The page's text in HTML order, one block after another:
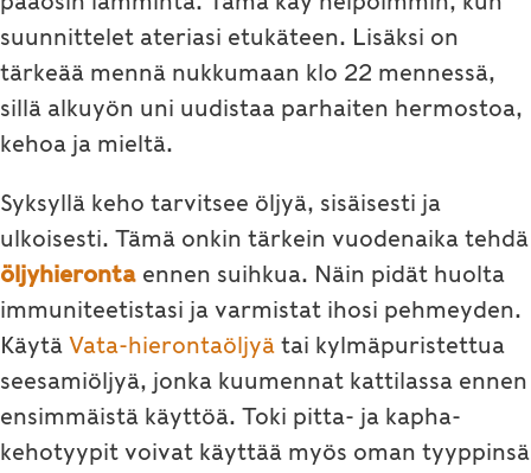
suunnittelet ateriasi etukäteen. Lisäksi on
tärkeää mennä nukkumaan klo 22 mennessä,
sillä alkuyön uni uudistaa parhaiten hermostoa,
kehoa ja mieltä.
Syksyllä keho tarvitsee öljyä, sisäisesti ja
ulkoisesti. Tämä onkin tärkein vuodenaika tehdä
öljyhieronta ennen suihkua. Näin pidät huolta
immuniteetistasi ja varmistat ihosi pehmeyden.
Käytä Vata-hierontaöljyä tai kylmäpuristettua
seesamiöljyä, jonka kuumennat kattilassa ennen
ensimmäistä käyttöä. Toki pitta- ja kapha-
kehotyypit voivat käyttää myös oman tyyppinsä